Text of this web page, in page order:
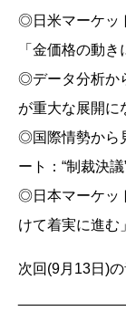
◎日米マーケッ
「金価格の動
◎データ分析か
が重大な展開に
◎国際情勢から
ート：“制裁決
◎日本マーケッ
けて着実に進む
次回(9月13日)